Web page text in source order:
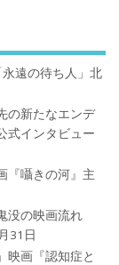
遠の待ち人」北
の新たなエンデ
式インタビュー
『囁きの河』主
没の映画流れ
31日
映画『認知症と